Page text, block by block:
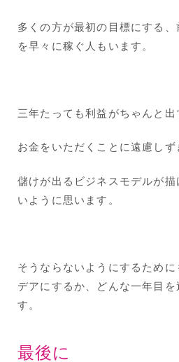
多くの方が最初の目標にする
を早々に稼ぐ人もいます。
三年たっても利益がちゃんと出
お金をいただくことに遠慮しず
儲けが出るビジネスモデルが
いように思います。
そうならないようにするため
デアにするか、どんな一年目
す。
最後に